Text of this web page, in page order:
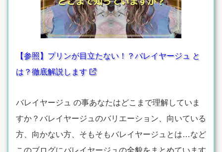
【参照】プリンが目立たない！？バレイヤージュ と
は？徹底解説します
バレイヤージュ の事あなたはどこまで理解していま
すか？バレイヤージュのバリエーション、向いている
方、向かない方、そもそもバレイヤージュとは…など
このブログにバレイヤージュの全貌をまとめています